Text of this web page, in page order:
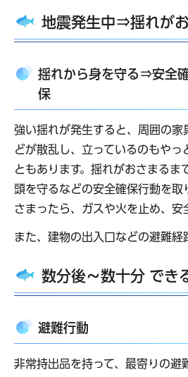
地震発生中⇒揺れが
揺れから身を守る⇒安全
保
強い揺れが発生すると、周囲の家
どが散乱し、立っているのもやっ
ともあります。揺れがおさまるま
頭を守るなどの安全確保行動を取
さまったら、ガスや火を止め、安
また、建物の出入口などの避難経
数分後～数十分 でき
避難行動
非常持出品を持って、最寄りの避